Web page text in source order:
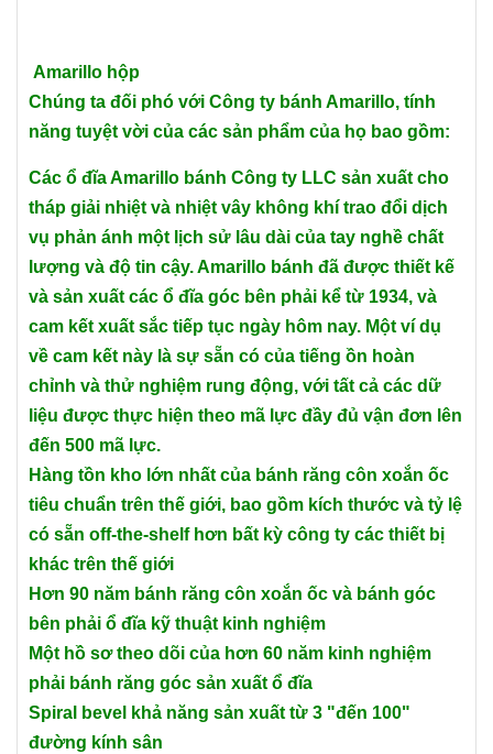
Amarillo hộp
Chúng ta đối phó với Công ty bánh Amarillo, tính
năng tuyệt vời của các sản phẩm của họ bao gồm:
Các ổ đĩa Amarillo bánh Công ty LLC sản xuất cho
tháp giải nhiệt và nhiệt vây không khí trao đổi dịch
vụ phản ánh một lịch sử lâu dài của tay nghề chất
lượng và độ tin cậy. Amarillo bánh đã được thiết kế
và sản xuất các ổ đĩa góc bên phải kể từ 1934, và
cam kết xuất sắc tiếp tục ngày hôm nay. Một ví dụ
về cam kết này là sự sẵn có của tiếng ồn hoàn
chỉnh và thử nghiệm rung động, với tất cả các dữ
liệu được thực hiện theo mã lực đầy đủ vận đơn lên
đến 500 mã lực.
Hàng tồn kho lớn nhất của bánh răng côn xoắn ốc
tiêu chuẩn trên thế giới, bao gồm kích thước và tỷ lệ
có sẵn off-the-shelf hơn bất kỳ công ty các thiết bị
khác trên thế giới
Hơn 90 năm bánh răng côn xoắn ốc và bánh góc
bên phải ổ đĩa kỹ thuật kinh nghiệm
Một hồ sơ theo dõi của hơn 60 năm kinh nghiệm
phải bánh răng góc sản xuất ổ đĩa
Spiral bevel khả năng sản xuất từ 3 "đến 100"
đường kính sân